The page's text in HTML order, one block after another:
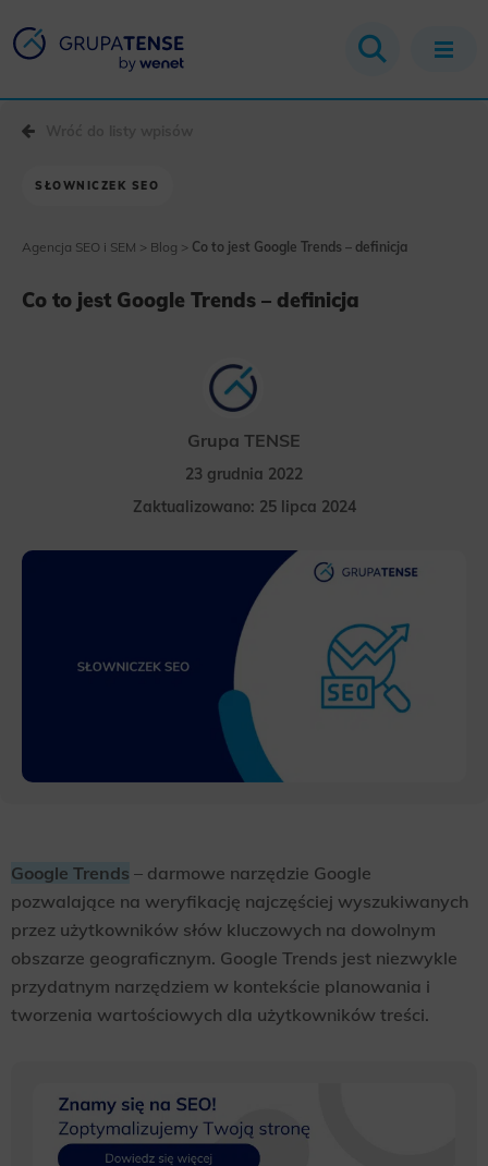
SŁOWNICZEK SEO
Agencja SEO i SEM > Blog > Co to jest Google Trends – definicja
Co to jest Google Trends – definicja
Grupa TENSE
23 grudnia 2022
Zaktualizowano: 25 lipca 2024
Google Trends – darmowe narzędzie Google
pozwalające na weryfikację najczęściej wyszukiwanych
przez użytkowników słów kluczowych na dowolnym
obszarze geograficznym. Google Trends jest niezwykle
przydatnym narzędziem w kontekście planowania i
tworzenia wartościowych dla użytkowników treści.